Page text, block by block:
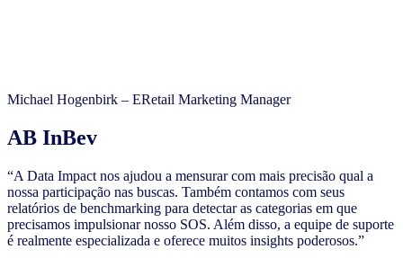
Michael Hogenbirk – ERetail Marketing Manager
AB InBev
“A Data Impact nos ajudou a mensurar com mais precisão qual a
nossa participação nas buscas. Também contamos com seus
relatórios de benchmarking para detectar as categorias em que
precisamos impulsionar nosso SOS. Além disso, a equipe de suporte
é realmente especializada e oferece muitos insights poderosos.”